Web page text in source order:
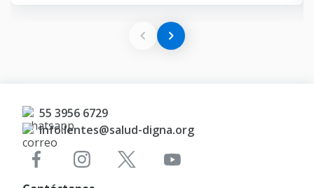
55 3956 6729
Info.lentes@salud-digna.org